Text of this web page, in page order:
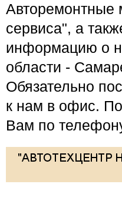
Авторемонтные
сервиса", а
информацию о
области -
Обязательно
к нам в офис.
Вам по